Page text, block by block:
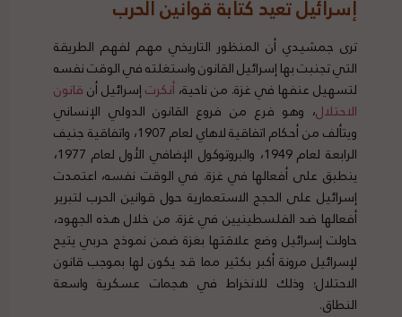
إسرائيل تعيد كتابة قوانين الحرب
ترى جمشيدي أن المنظور التاريخي مهم لفهم الطريقة
التي تجنبت بها إسرائيل القانون واستغلته في الوقت نفسه
لتسهيل عنفها في غزة. من ناحية،أنكرتإسرائيل أنقانون
الاحتلال، وهو فرع من فروع القانون الدولي الإنساني
ويتألف من أحكام اتفاقية لاهاي لعام 1907، واتفاقية جنيف
الرابعة لعام 1949، والبروتوكول الإضافي الأول لعام 1977،
ينطبق على أفعالها في غزة. في الوقت نفسه، اعتمدت
إسرائيل على الحجج الاستعمارية حول قوانين الحرب لتبرير
أفعالها ضد الفلسطينيين في غزة. من خلال هذه الجهود،
حاولت إسرائيل وضع علاقتها بغزة ضمن نموذج حربي يتيح
لإسرائيل مرونة أكبر بكثير مما قد يكون لها بموجب قانون
الاحتلال؛ وذلك للانخراط في هجمات عسكرية واسعة
النطاق.